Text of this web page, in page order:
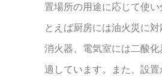
置場所の用途に応じて使
とえば厨房には油火災に
消火器、電気室には二酸
適しています。また、設